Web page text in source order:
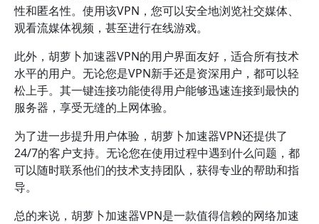
性和匿名性。使用该VPN，您可以安全地浏览社交媒体、
观看流媒体视频，甚至进行在线游戏。
此外，胡萝卜加速器VPN的用户界面友好，适合所有技术
水平的用户。无论您是VPN新手还是资深用户，都可以轻
松上手。其一键连接功能使得用户能够迅速连接到最快的
服务器，享受无缝的上网体验。
为了进一步提升用户体验，胡萝卜加速器VPN还提供了
24/7的客户支持。无论您在使用过程中遇到什么问题，都
可以随时联系他们的技术支持团队，获得专业的帮助和指
导。
总的来说，胡萝卜加速器VPN是一款值得信赖的网络加速